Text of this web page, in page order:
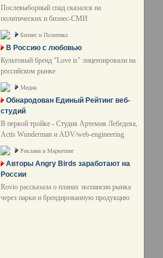
Послевыборный спад сказался на
политических и бизнес-СМИ
Бизнес и Политика
В Россию с любовью
Культовый бренд "Love is" лицензировали на
российском рынке
Медиа
Обнародован Единый Рейтинг веб-
студий
В первой тройке - Студия Артемия Лебедева,
Actis Wunderman и ADV/web-engineering
Реклама и Маркетинг
Авторы Angry Birds заработают на
России
Rovio рассказала о планах экспансии рынка
через парки и брендированную продукцию